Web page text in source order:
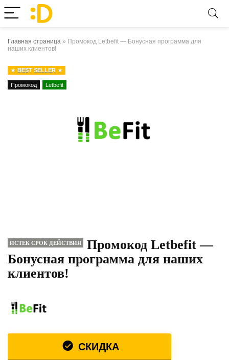
Главная страница » Промокод Letbefit — Бонусная программа для
наших клиентов!
BEST SELLER
Промокод Letbefit
ИСТЕК СРОК ДЕЙСТВИЯ
Промокод Letbefit —
Бонусная программа для наших
клиентов!
СКИДКА